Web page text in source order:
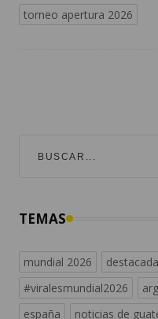
torneo apertura 2026
TEMAS
mundial 2026
#viralesmundial2026
españa
noticias de